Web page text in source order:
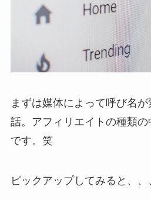
まずは媒体によって呼び名
話。アフィリエイトの種類
です。笑
ピックアップしてみると、、